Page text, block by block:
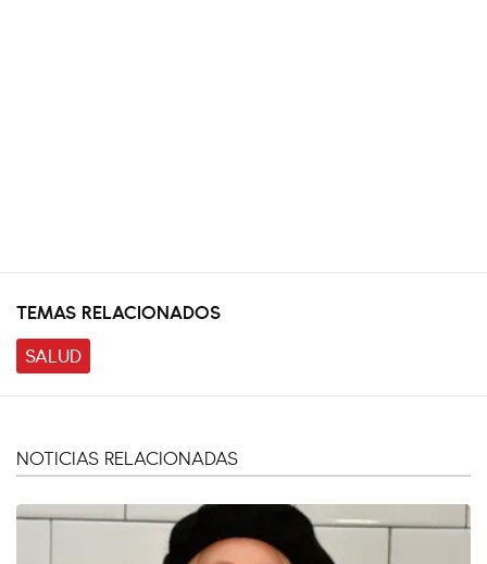
TEMAS RELACIONADOS
SALUD
NOTICIAS RELACIONADAS